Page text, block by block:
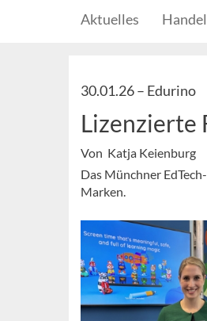
Aktuelles Handel
30.01.26 – Edurino
Lizenzierte
Von Katja Keienburg
Das Münchner
Marken.